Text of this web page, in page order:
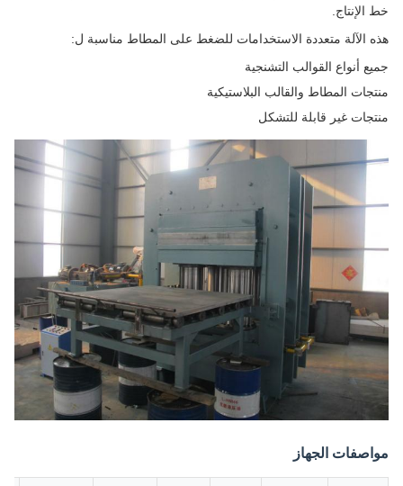
خط الإنتاج.
هذه الآلة متعددة الاستخدامات للضغط على المطاط مناسبة ل:
جميع أنواع القوالب التشنجية
منتجات المطاط والقالب البلاستيكية
منتجات غير قابلة للتشكل
مواصفات الجهاز